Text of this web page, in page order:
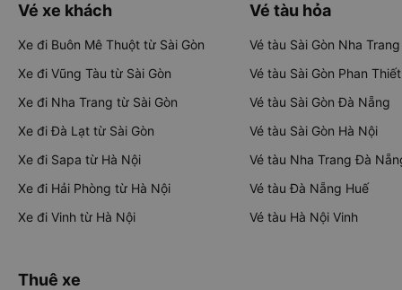
Vé xe khách
Xe đi Buôn Mê Thuột từ Sài Gòn
Xe đi Vũng Tàu từ Sài Gòn
Xe đi Nha Trang từ Sài Gòn
Xe đi Đà Lạt từ Sài Gòn
Xe đi Sapa từ Hà Nội
Xe đi Hải Phòng từ Hà Nội
Xe đi Vinh từ Hà Nội
Vé tàu hỏa
Vé tàu Sài Gòn Nha Trang
Vé tàu Sài Gòn Phan Thiết
Vé tàu Sài Gòn Đà Nẵng
Vé tàu Sài Gòn Hà Nội
Vé tàu Nha Trang Đà
Vé tàu Đà Nẵng Huế
Vé tàu Hà Nội Vinh
Thuê xe